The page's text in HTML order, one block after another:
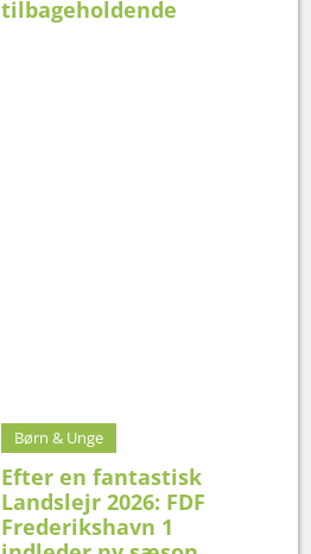
tilbageholdende
Børn & Unge
Efter en fantastisk
Landslejr 2026: FDF
Frederikshavn 1